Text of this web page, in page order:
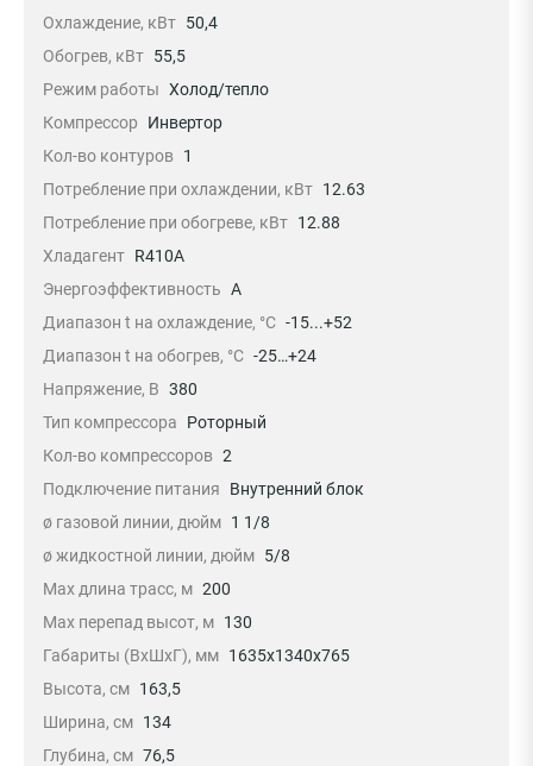
Охлаждение, кВт 50,4
Обогрев, кВт 55,5
Режим работы Холод/тепло
Компрессор
Инвертор
Кол-во контуров 1
Потребление при охлаждении, кВт 12.63
Потребление при обогреве, кВт 12.88
Хладагент R410A
Энергоэффективность A
Диапазон t на охлаждение, °С -15...+52
Диапазон t на обогрев, °С -25…+24
Напряжение, В 380
Тип компрессора
Роторный
Кол-во компрессоров 2
Подключение питания
Внутренний блок
ø газовой линии, дюйм 1 1/8
ø жидкостной линии, дюйм 5/8
Max длина трасс, м 200
Max перепад высот, м 130
Габариты (ВхШхГ), мм 1635х1340х765
Высота, см 163,5
Ширина, см 134
Глубина, см 76,5